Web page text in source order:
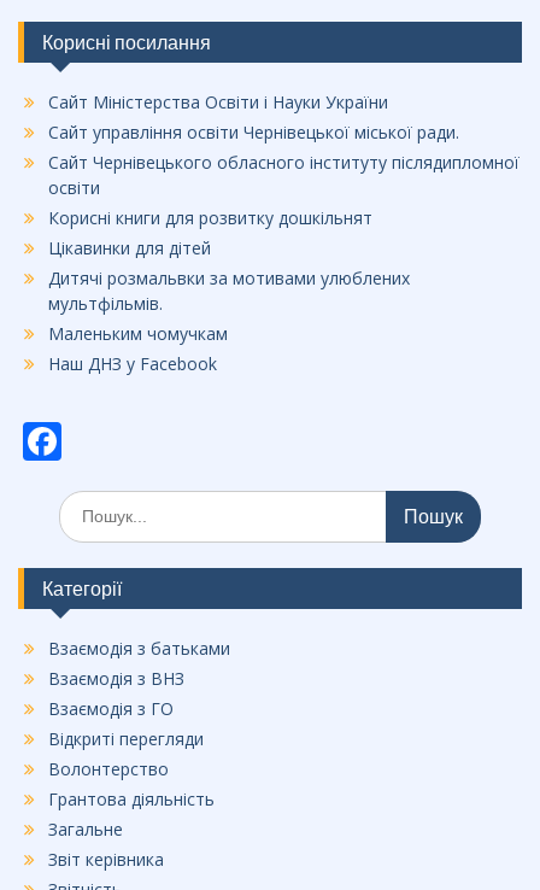
Корисні посилання
Сайт Міністерства Освіти і Науки України
Сайт управління освіти Чернівецької міської ради.
Сайт Чернівецького обласного інституту післядипломної
освіти
Корисні книги для розвитку дошкільнят
Цікавинки для дітей
Дитячі розмальвки за мотивами улюблених
мультфільмів.
Маленьким чомучкам
Наш ДНЗ у Facebook
ac
e
b
o
o
k
Шукати:
Категорії
Взаємодія з батьками
Взаємодія з ВНЗ
Взаємодія з ГО
Відкриті перегляди
Волонтерство
Грантова діяльність
Загальне
Звіт керівника